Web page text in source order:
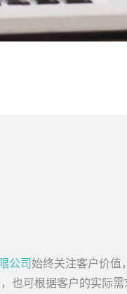
公司始终关注客户价值
也可根据客户的实际